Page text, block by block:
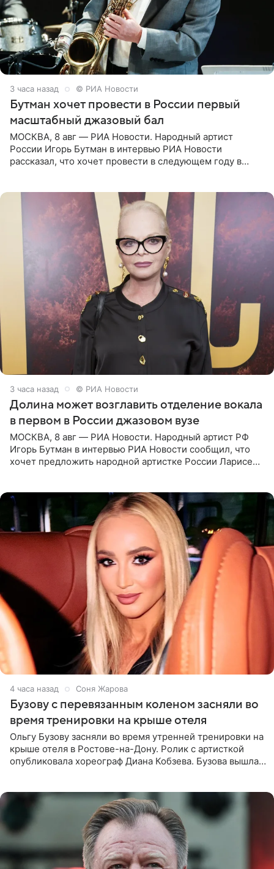
3 часа назад © РИА Новости
Бутман хочет провести в России первый
масштабный джазовый бал
МОСКВА, 8 авг — РИА Новости. Народный артист
России Игорь Бутман в интервью РИА Новости
рассказал, что хочет провести в следующем году в
3 часа назад © РИА Новости
Долина может возглавить отделение вокала
в первом в России джазовом вузе
МОСКВА, 8 авг — РИА Новости. Народный артист РФ
Игорь Бутман в интервью РИА Новости сообщил, что
хочет предложить народной артистке России Ларисе
4 часа назад Соня Жарова
Бузову с перевязанным коленом засняли во
время тренировки на крыше отеля
Ольгу Бузову засняли во время утренней тренировки на
крыше отеля в Ростове-на-Дону. Ролик с артисткой
опубликовала хореограф Диана Кобзева. Бузова вышла